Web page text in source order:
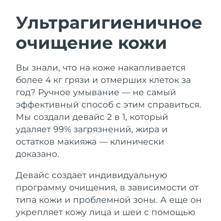
Ультрагигиеничное
очищение кожи
Вы знали, что на коже накапливается
более 4 кг грязи и отмерших клеток за
год? Ручное умывание — не самый
эффективный способ с этим справиться.
Мы создали девайс 2 в 1, который
удаляет 99% загрязнений, жира и
остатков макияжа — клинически
доказано.
Девайс создает индивидуальную
программу очищения, в зависимости от
типа кожи и проблемной зоны. А еще он
укрепляет кожу лица и шеи с помощью
LUNA™ 4 набор
Anti-aging massage
LUNA™ 4 Plus
Massage, LED heating
LUNA™ 4 Men
For men, anti-aging massage
BEAR™ 2 набор
Microcurrent toning
BEAR™ 2 go
Microcurrent toning on-the-go
BEAR™ 2 eyes & lips
Microcurrent line smoothing device
Увлажнение
UFO™ 3 набор
UFO™ 3 LED
Near-infrared and red light therapy
device
Забота о полости рта
issa™ 4
issa™ 4 plus
Smart hybrid silicone sonic toothbrush
FAQ™ АНТИВОЗРАСТНОЙ УХОД
Омоложение LED-процедуры
Австралия
Ожидаемая дата доставки
Австрия
Ожидаемая дата доставки
10/08/2026
Бахрейн
11/08/2026
Бельгия
Ожидаемая дата доставки
Босния и
Герцеговина
Ожидаемая дата доставки
13/08/2026